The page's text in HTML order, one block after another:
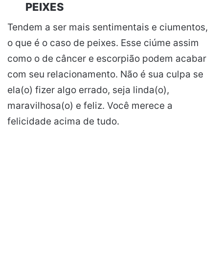
PEIXES
Tendem a ser mais sentimentais e ciumentos,
o que é o caso de peixes. Esse ciúme assim
como o de câncer e escorpião podem acabar
com seu relacionamento. Não é sua culpa se
ela(o) fizer algo errado, seja linda(o),
maravilhosa(o) e feliz. Você merece a
felicidade acima de tudo.